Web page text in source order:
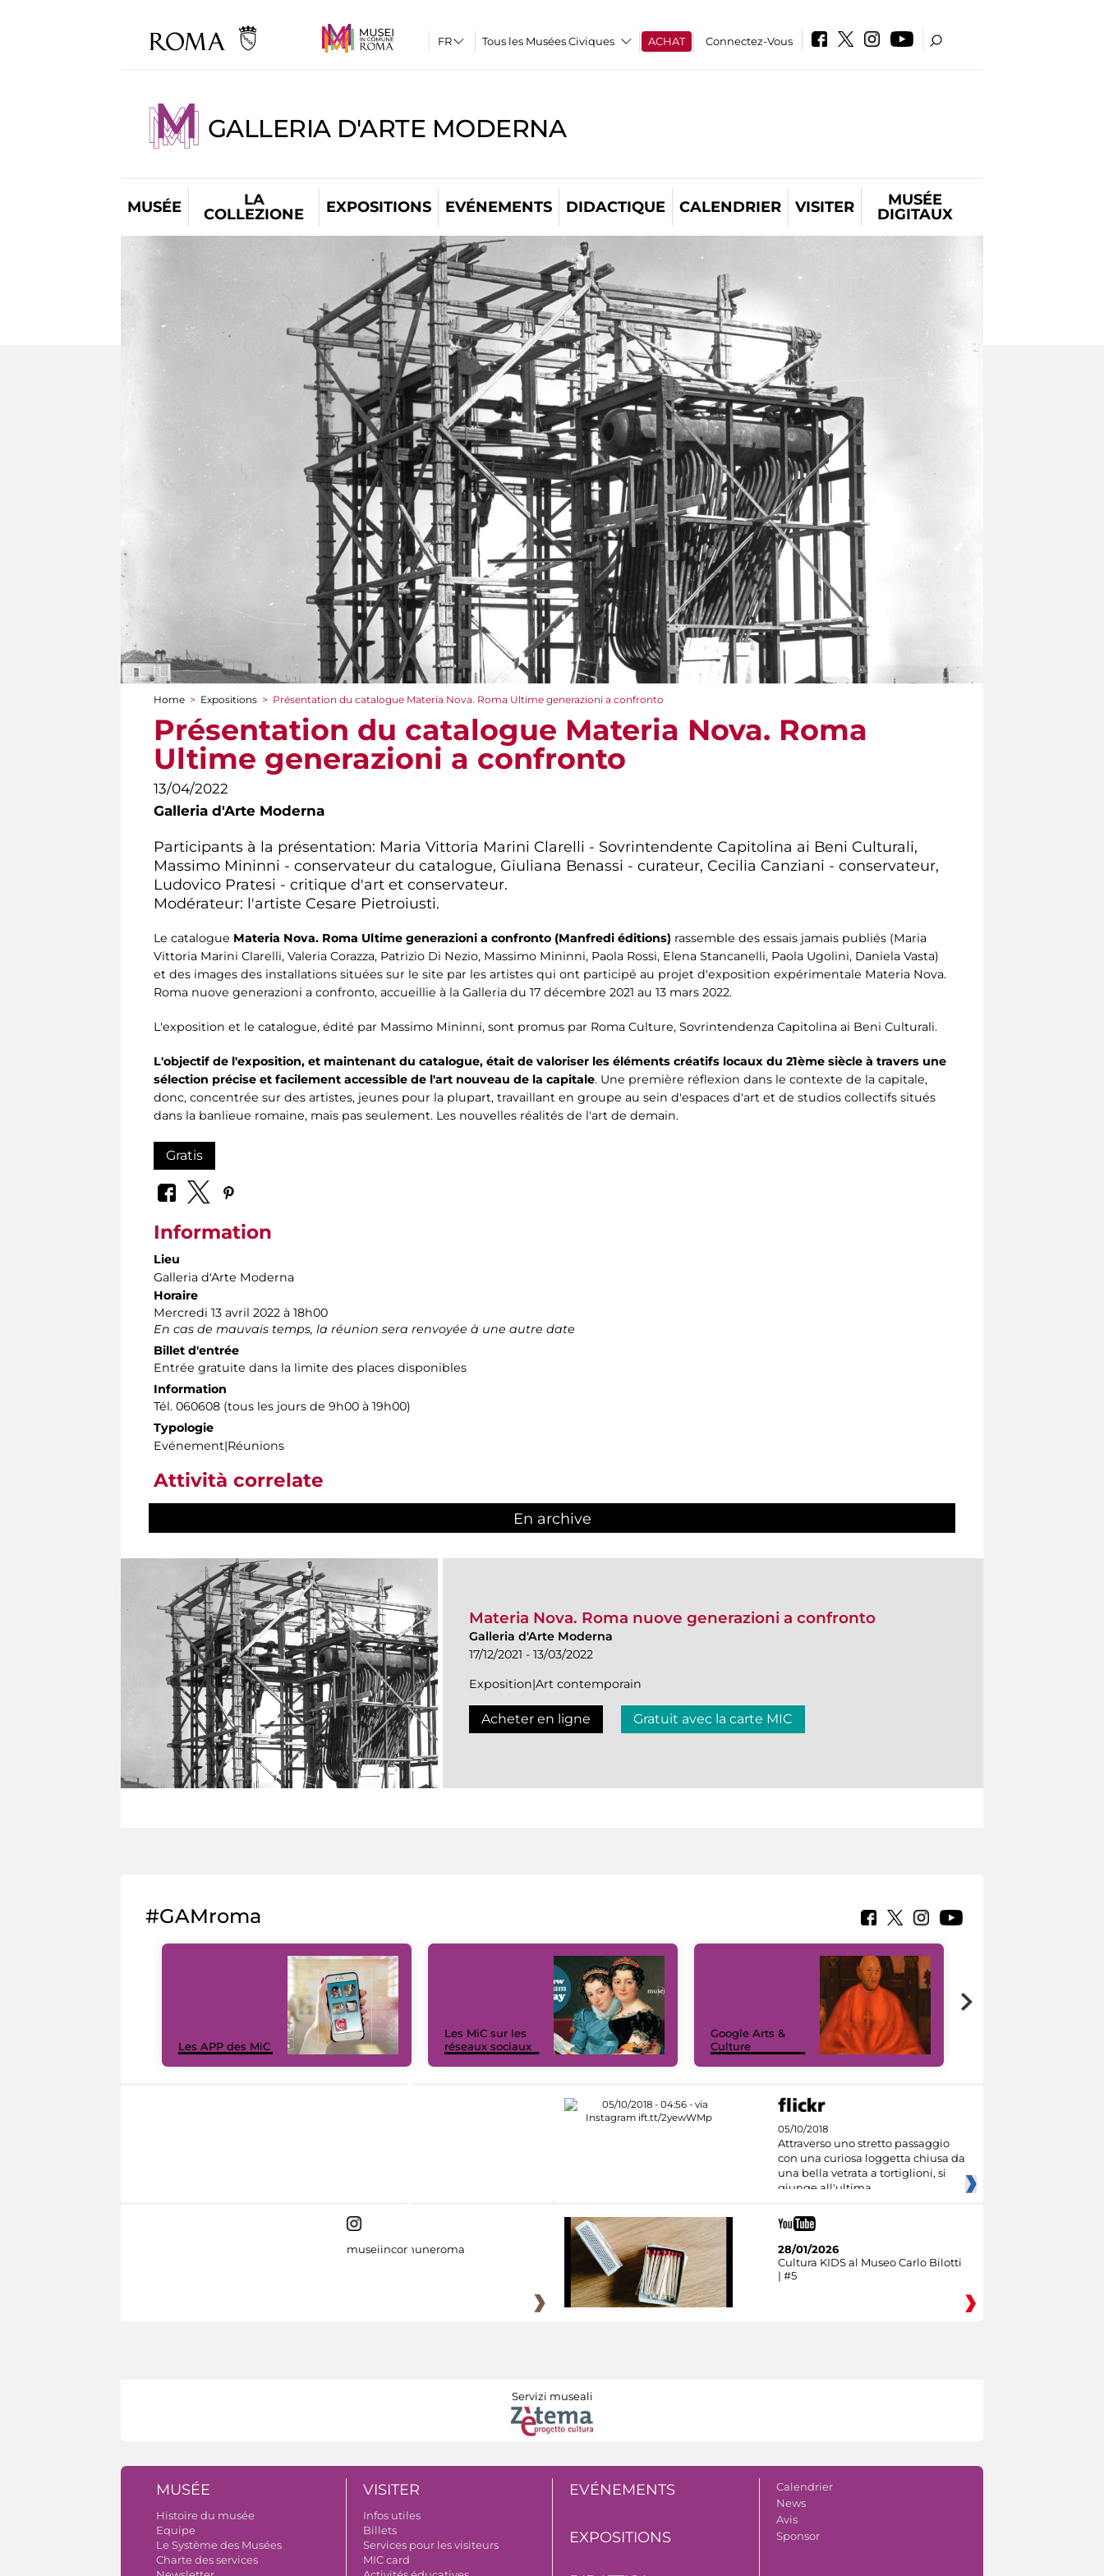
Tous les Musées Civiques ACHAT Connectez-Vous
GALLERIA D'ARTE MODERNA
MUSÉE
LA
COLLEZIONE
EXPOSITIONS EVÉNEMENTS DIDACTIQUE CALENDRIER VISITER
MUSÉE
DIGITAUX
You are here
Home > Expositions > Présentation du catalogue Materia Nova. Roma Ultime generazioni a confronto
Présentation du catalogue Materia Nova. Roma
Ultime generazioni a confronto
13/04/2022
Galleria d'Arte Moderna
Participants à la présentation: Maria Vittoria Marini Clarelli - Sovrintendente Capitolina ai Beni Culturali,
Massimo Mininni - conservateur du catalogue, Giuliana Benassi - curateur, Cecilia Canziani - conservateur,
Ludovico Pratesi - critique d'art et conservateur.
Modérateur: l'artiste Cesare Pietroiusti.
Le catalogue Materia Nova. Roma Ultime generazioni a confronto (Manfredi éditions) rassemble des essais jamais publiés (Maria
Vittoria Marini Clarelli, Valeria Corazza, Patrizio Di Nezio, Massimo Mininni, Paola Rossi, Elena Stancanelli, Paola Ugolini, Daniela Vasta)
et des images des installations situées sur le site par les artistes qui ont participé au projet d'exposition expérimentale Materia Nova.
Roma nuove generazioni a confronto, accueillie à la Galleria du 17 décembre 2021 au 13 mars 2022.
L'exposition et le catalogue, édité par Massimo Mininni, sont promus par Roma Culture, Sovrintendenza Capitolina ai Beni Culturali.
L'objectif de l'exposition, et maintenant du catalogue, était de valoriser les éléments créatifs locaux du 21ème siècle à travers une
sélection précise et facilement accessible de l'art nouveau de la capitale. Une première réflexion dans le contexte de la capitale,
donc, concentrée sur des artistes, jeunes pour la plupart, travaillant en groupe au sein d'espaces d'art et de studios collectifs situés
dans la banlieue romaine, mais pas seulement. Les nouvelles réalités de l'art de demain.
Gratis
Information
Lieu
Galleria d'Arte Moderna
Horaire
Mercredi 13 avril 2022 à 18h00
En cas de mauvais temps, la réunion sera renvoyée à une autre date
Billet d'entrée
Entrée gratuite dans la limite des places disponibles
Information
Tél. 060608 (tous les jours de 9h00 à 19h00)
Typologie
Evénement|Réunions
Attività correlate
En archive
Materia Nova. Roma nuove generazioni a confronto
Galleria d'Arte Moderna
17/12/2021 - 13/03/2022
Exposition|Art contemporain
Acheter en ligne Gratuit avec la carte MIC
#GAMroma
Les APP des MiC
Les MiC sur les
réseaux sociaux
Google Arts &
Culture
05/10/2018
Attraverso uno stretto passaggio
con una curiosa loggetta chiusa da
una bella vetrata a tortiglioni, si
giunge all'ultima
museiincomuneroma
28/01/2026
Cultura KIDS al Museo Carlo Bilotti
| #5
Servizi museali
MUSÉE
Histoire du musée
Equipe
Le Système des Musées
Charte des services
VISITER
Infos utiles
Billets
Services pour les visiteurs
MIC card
EVÉNEMENTS
EXPOSITIONS
Calendrier
News
Avis
Sponsor